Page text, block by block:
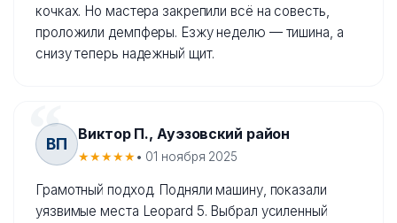
кочках. Но мастера закрепили всё на совесть,
проложили демпферы. Езжу неделю — тишина, а
снизу теперь надежный щит.
ВП
Виктор П., Ауэзовский район
★★★★★• 01 ноября 2025
Грамотный подход. Подняли машину, показали
уязвимые места Leopard 5. Выбрал усиленный